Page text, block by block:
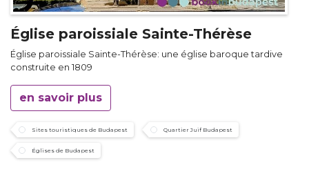
Église paroissiale Sainte-Thérèse
Église paroissiale Sainte-Thérèse: une église baroque tardive
construite en 1809
en savoir plus
Sites touristiques de Budapest Quartier Juif Budapest
Églises de Budapest